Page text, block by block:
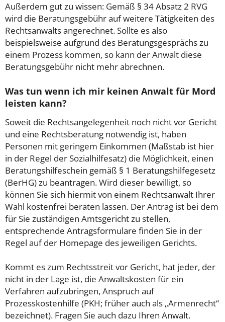
Außerdem gut zu wissen: Gemäß § 34 Absatz 2 RVG
wird die Beratungsgebühr auf weitere Tätigkeiten des
Rechtsanwalts angerechnet. Sollte es also
beispielsweise aufgrund des Beratungsgesprächs zu
einem Prozess kommen, so kann der Anwalt diese
Beratungsgebühr nicht mehr abrechnen.
Was tun wenn ich mir keinen Anwalt für Mord
leisten kann?
Soweit die Rechtsangelegenheit noch nicht vor Gericht
und eine Rechtsberatung notwendig ist, haben
Personen mit geringem Einkommen (Maßstab ist hier
in der Regel der Sozialhilfesatz) die Möglichkeit, einen
Beratungshilfeschein gemäß § 1 Beratungshilfegesetz
(BerHG) zu beantragen. Wird dieser bewilligt, so
können Sie sich hiermit von einem Rechtsanwalt Ihrer
Wahl kostenfrei beraten lassen. Der Antrag ist bei dem
für Sie zuständigen Amtsgericht zu stellen,
entsprechende Antragsformulare finden Sie in der
Regel auf der Homepage des jeweiligen Gerichts.
Kommt es zum Rechtsstreit vor Gericht, hat jeder, der
nicht in der Lage ist, die Anwaltskosten für ein
Verfahren aufzubringen, Anspruch auf
Prozesskostenhilfe (PKH; früher auch als „Armenrecht“
bezeichnet). Fragen Sie auch dazu Ihren Anwalt.